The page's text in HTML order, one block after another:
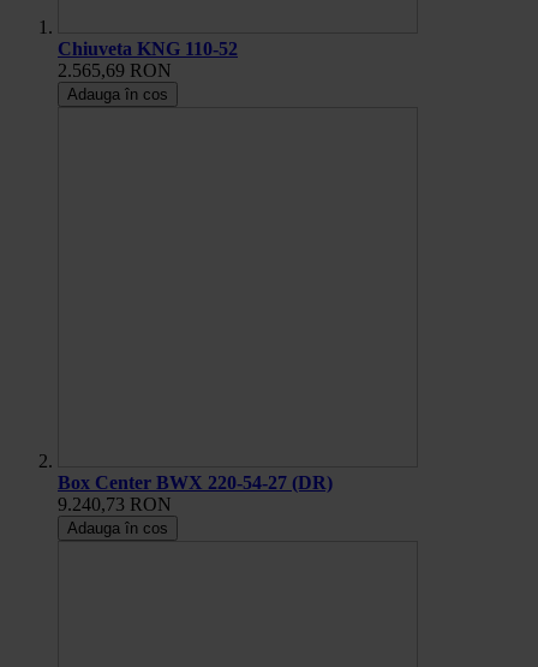
Chiuveta KNG 110-52
2.565,69 RON
Adauga în cos
Box Center BWX 220-54-27 (DR)
9.240,73 RON
Adauga în cos